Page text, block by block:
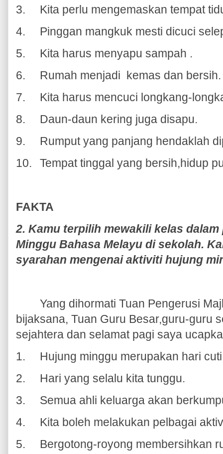
3.
Kita perlu mengemaskan tempat
4.
Pinggan mangkuk mesti dicuci
5.
Kita harus menyapu sampah .
6.
Rumah menjadi kemas dan bersih.
7.
Kita harus mencuci longkang-
8.
Daun-daun kering juga disapu.
9.
Rumput yang panjang hendaklah
10.
Tempat tinggal yang bersih,hidup
FAKTA
2. Kamu terpilih mewakili kelas
Minggu Bahasa Melayu di sekolah.
syarahan mengenai aktiviti hujung
Yang dihormati Tuan Pengerusi
bijaksana, Tuan Guru Besar,guru-guru
sejahtera dan selamat pagi saya
1.
Hujung minggu merupakan hari
2.
Hari yang selalu kita tunggu.
3.
Semua ahli keluarga akan
4.
Kita boleh melakukan pelbagai
5.
Bergotong-royong membersihkan